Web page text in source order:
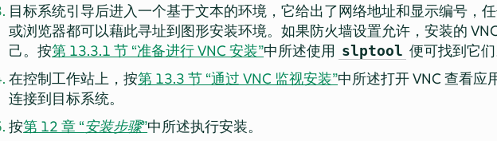
目标系统引导后进入一个基于文本的环境，它给出了网络地址和显示编号，
或浏览器都可以藉此寻址到图形安装环境。如果防火墙设置允许，安装的
己。按第 13.3.1 节 “准备进行 VNC 安装”中所述使用 slptool 便可找到它们
在控制工作站上，按第 13.3 节 “通过 VNC 监视安装”中所述打开 VNC 查看应
连接到目标系统。
按第 12 章 “安装步骤”中所述执行安装。